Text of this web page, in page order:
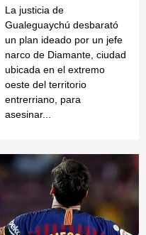
La justicia de
Gualeguaychú desbarató
un plan ideado por un jefe
narco de Diamante, ciudad
ubicada en el extremo
oeste del territorio
entrerriano, para
asesinar...